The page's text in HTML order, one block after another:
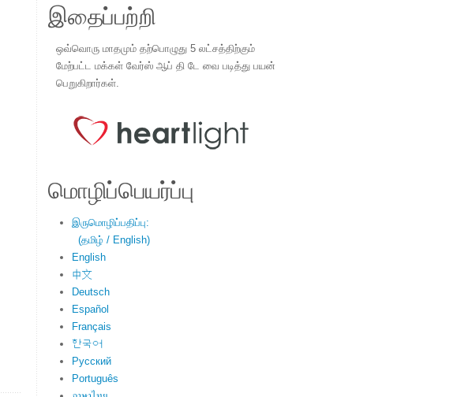
இதைப்பற்றி
ஒவ்வொரு மாதமும் தற்பொழுது 5 லட்சத்திற்கும்
மேற்பட்ட மக்கள் வேர்ஸ் ஆப் தி டே வை படித்து பயன்
பெறுகிறார்கள்.
மொழிப்பெயர்ப்பு
இருமொழிப்பதிப்பு:
(தமிழ் / English)
English
中文
Deutsch
Español
Français
한국어
Русский
Português